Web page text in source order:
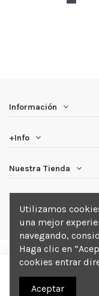
Información
+Info
Nuestra Tienda
Utilizamos
una mejor
navegando,
Haga clic en
cookies entrar
Aceptar